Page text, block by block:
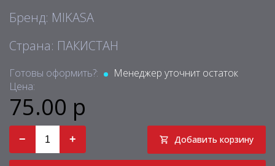
Бренд: MIKASA
Страна: ПАКИСТАН
Готовы оформить?:
Менеджер уточнит остаток
Цена:
75.00 р
− + Добавить корзину